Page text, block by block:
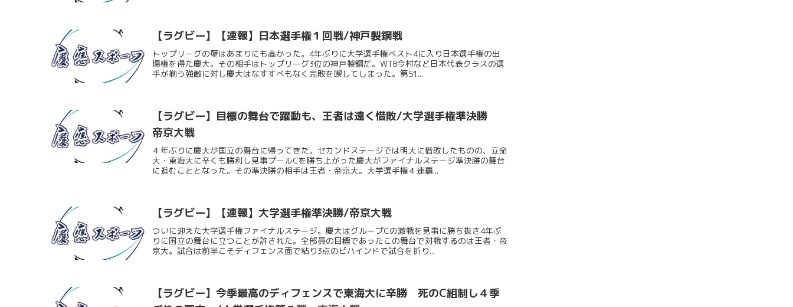
【ラグビー】【速報】日本選手権１回戦/神戸製鋼戦
トップリーグの壁はあまりにも高かった。4年ぶりに大学選手権ベスト4に入り日本選手権の出
場権を得た慶大。その相手はトップリーグ3位の神戸製鋼だ。WTB今村など日本代表クラスの選
手が揃う強敵に対し慶大はなすすべもなく完敗を喫してしまった。第51...
【ラグビー】目標の舞台で躍動も、王者は遠く惜敗/大学選手権準決勝
帝京大戦
４年ぶりに慶大が国立の舞台に帰ってきた。セカンドステージでは明大に惜敗したものの、立命
大・東海大に辛くも勝利し見事プールCを勝ち上がった慶大がファイナルステージ準決勝の舞台
に進むこととなった。その準決勝の相手は王者・帝京大。大学選手権４連覇...
【ラグビー】【速報】大学選手権準決勝/帝京大戦
ついに迎えた大学選手権ファイナルステージ。慶大はグループCの激戦を見事に勝ち抜き4年ぶ
りに国立の舞台に立つことが許された。全部員の目標であったこの舞台で対戦するのは王者・帝
京大。試合は前半こそディフェンス面で粘り3点のビハインドで試合を折り...
【ラグビー】今季最高のディフェンスで東海大に辛勝 死のC組制し４季